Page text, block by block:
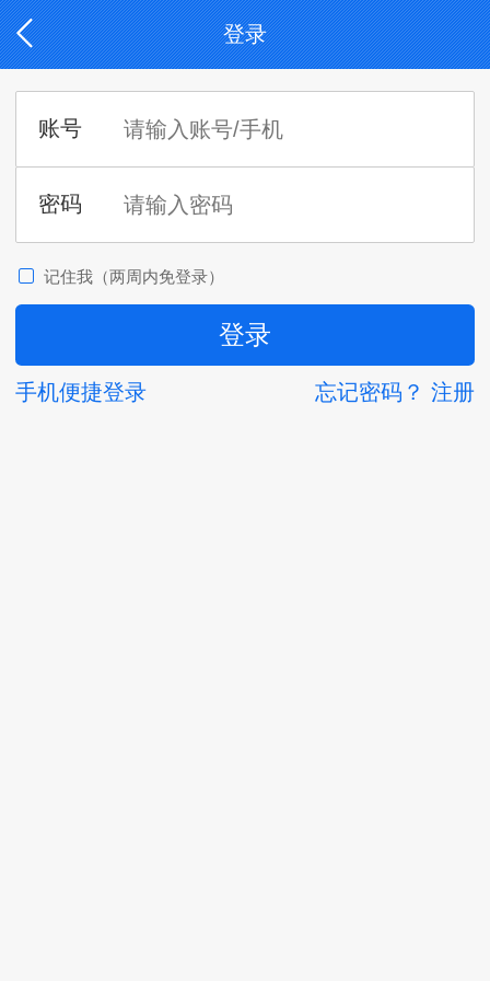
登录
记住我（两周内免登录）
手机便捷登录 忘记密码？ 注册